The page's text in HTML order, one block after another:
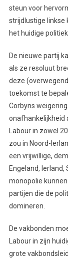
steun voor
strijdlustige linkse
het huidige
De nieuwe partij
als ze resoluut
deze
toekomst te
Corbyns
onafhankelijkheid
Labour in zowel
zou in Noord-
een vrijwillige,
Engeland,
monopolie
partijen die de
domineren.
De vakbonden
Labour in zijn
grote